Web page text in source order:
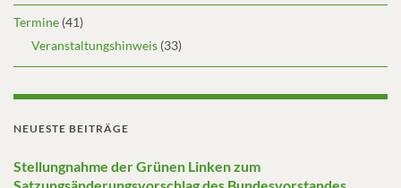
Termine (41)
Veranstaltungshinweis (33)
NEUESTE BEITRÄGE
Stellungnahme der Grünen Linken zum